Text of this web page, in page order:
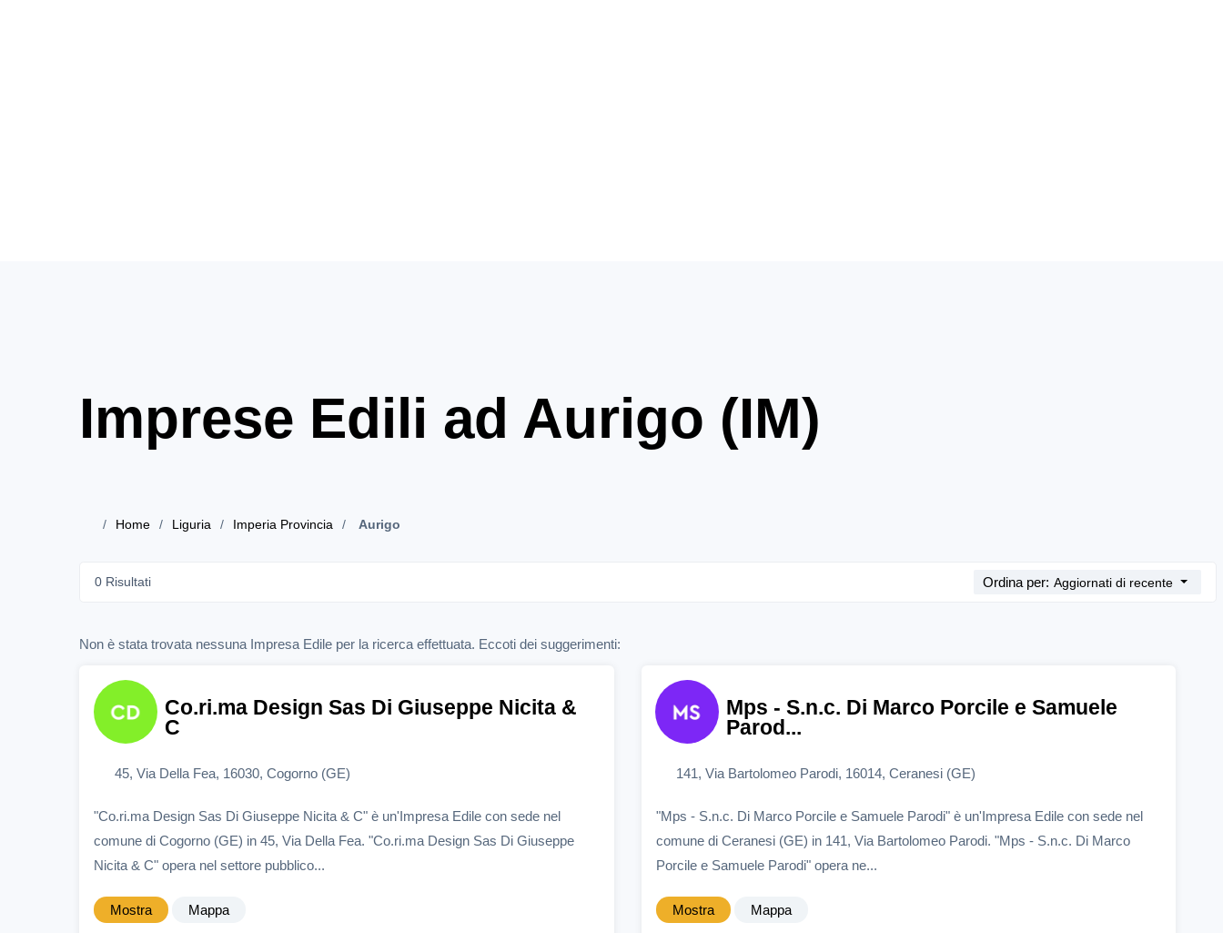
Imprese Edili ad Aurigo (IM)
Home Liguria Imperia Provincia Aurigo
0 Risultati Ordina per: Aggiornati di recente
Non è stata trovata nessuna Impresa Edile per la ricerca effettuata. Eccoti dei suggerimenti:
Co.ri.ma Design Sas Di Giuseppe Nicita &
C
45, Via Della Fea, 16030, Cogorno (GE)
"Co.ri.ma Design Sas Di Giuseppe Nicita & C" è un'Impresa Edile con sede nel
comune di Cogorno (GE) in 45, Via Della Fea. "Co.ri.ma Design Sas Di Giuseppe
Nicita & C" opera nel settore pubblico...
Mostra Mappa
Mps - S.n.c. Di Marco Porcile e Samuele
Parod...
141, Via Bartolomeo Parodi, 16014, Ceranesi (GE)
"Mps - S.n.c. Di Marco Porcile e Samuele Parodi" è un'Impresa Edile con sede nel
comune di Ceranesi (GE) in 141, Via Bartolomeo Parodi. "Mps - S.n.c. Di Marco
Porcile e Samuele Parodi" opera ne...
Mostra Mappa